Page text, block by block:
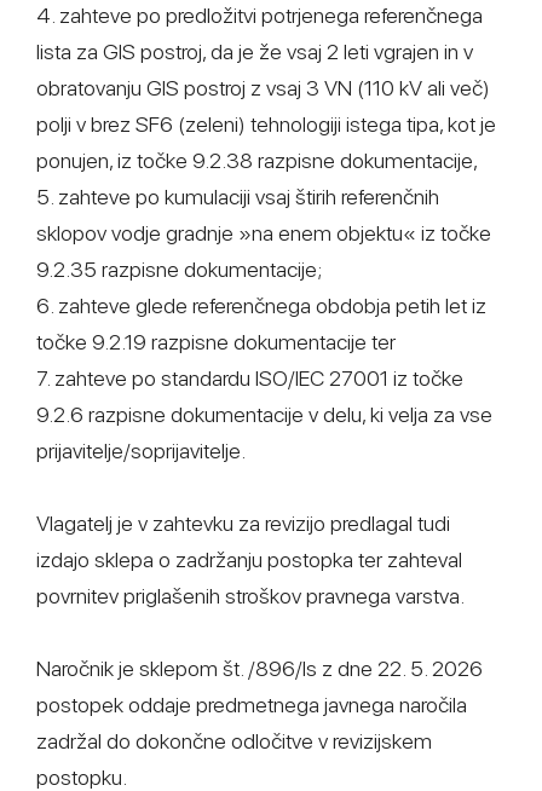
4. zahteve po predložitvi potrjenega referenčnega
lista za GIS postroj, da je že vsaj 2 leti vgrajen in v
obratovanju GIS postroj z vsaj 3 VN (110 kV ali več)
polji v brez SF6 (zeleni) tehnologiji istega tipa, kot je
ponujen, iz točke 9.2.38 razpisne dokumentacije,
5. zahteve po kumulaciji vsaj štirih referenčnih
sklopov vodje gradnje »na enem objektu« iz točke
9.2.35 razpisne dokumentacije;
6. zahteve glede referenčnega obdobja petih let iz
točke 9.2.19 razpisne dokumentacije ter
7. zahteve po standardu ISO/IEC 27001 iz točke
9.2.6 razpisne dokumentacije v delu, ki velja za vse
prijavitelje/soprijavitelje.
Vlagatelj je v zahtevku za revizijo predlagal tudi
izdajo sklepa o zadržanju postopka ter zahteval
povrnitev priglašenih stroškov pravnega varstva.
Naročnik je sklepom št. /896/ls z dne 22. 5. 2026
postopek oddaje predmetnega javnega naročila
zadržal do dokončne odločitve v revizijskem
postopku.